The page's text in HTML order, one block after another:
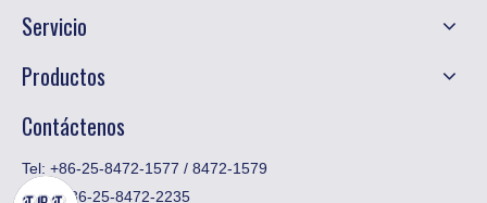
Servicio
Productos
Contáctenos
Tel: +86-25-8472-1577 / 8472-1579
Fax:​+ 86-25-8472-2235